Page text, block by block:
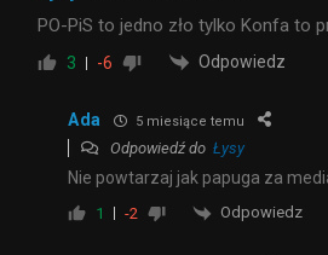
PO-PiS to jedno zło tylko Konfa to
3 -6 Odpowiedz
Ada 5 miesiące temu
Odpowiedź do Łysy
Nie powtarzaj jak papuga za
1 -2 Odpowiedz